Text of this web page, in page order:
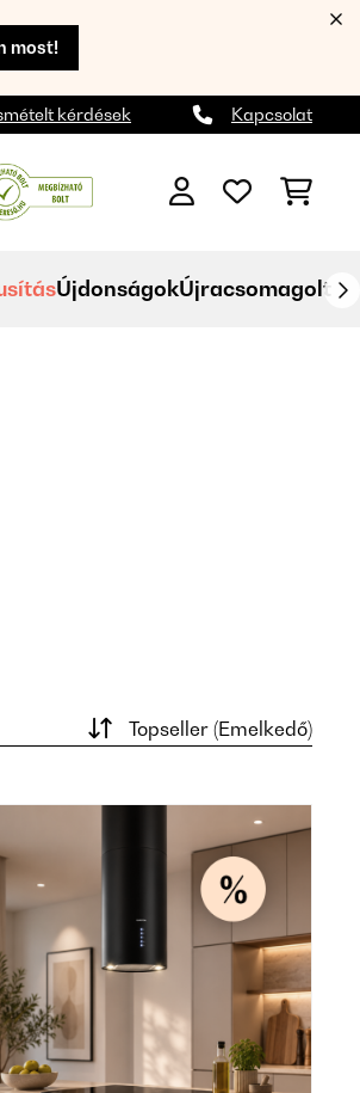
most!
kérdések Kapcsolat
ÚjdonságokÚjracsomagolt
Topseller (Emelkedő)